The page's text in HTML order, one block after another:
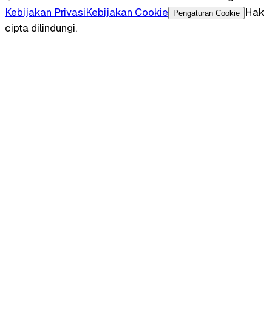
Kebijakan PrivasiKebijakan Cookie Pengaturan Cookie
Hak
cipta dilindungi.